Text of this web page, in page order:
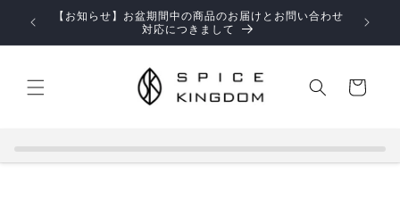
ンツに【お知らせ】お盆期間中の商品のお届けとお問い合わせ
対応につきまして
ー